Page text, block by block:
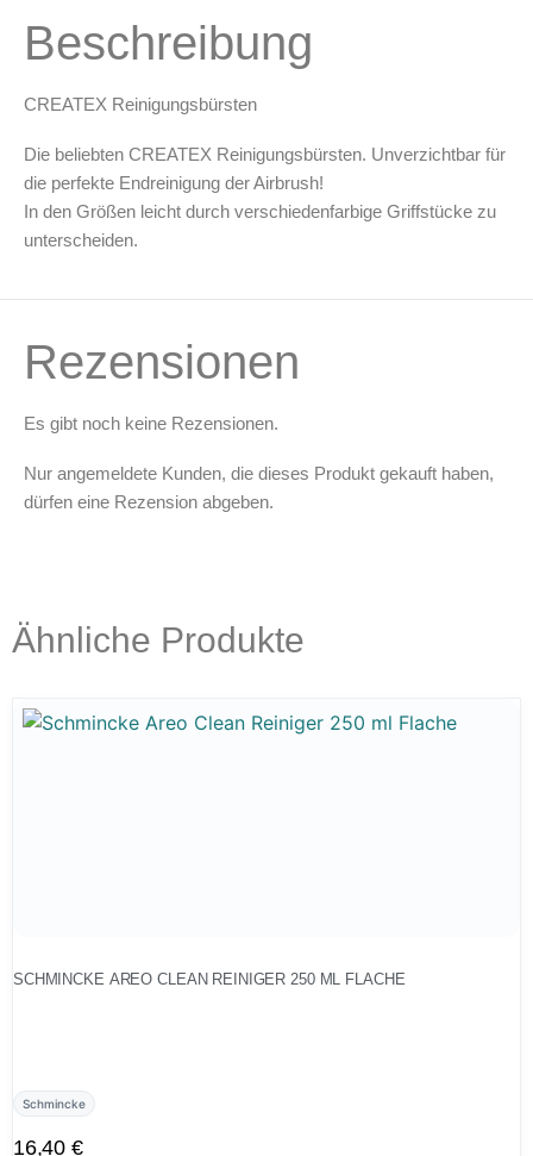
Zubehör & Ausstattung
Leerbehälter & Mischzubehör
Gutscheine
X
rot
Menge
Beschreibung
CREATEX Reinigungsbürsten
Die beliebten CREATEX Reinigungsbürsten. Unverzichtbar für
die perfekte Endreinigung der Airbrush!
In den Größen leicht durch verschiedenfarbige Griffstücke zu
unterscheiden.
Rezensionen
Es gibt noch keine Rezensionen.
Nur angemeldete Kunden, die dieses Produkt gekauft haben,
dürfen eine Rezension abgeben.
Ähnliche Produkte
SCHMINCKE AREO CLEAN REINIGER 250 ML FLACHE
Schmincke
16,40 €